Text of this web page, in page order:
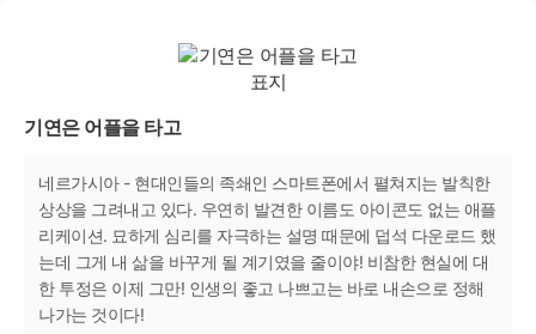
기연은 어플을 타고
네르가시아 - 현대인들의 족쇄인 스마트폰에서 펼쳐지는 발칙한
상상을 그려내고 있다. 우연히 발견한 이름도 아이콘도 없는 애플
리케이션. 묘하게 심리를 자극하는 설명 때문에 덥석 다운로드 했
는데 그게 내 삶을 바꾸게 될 계기였을 줄이야! 비참한 현실에 대
한 투정은 이제 그만! 인생의 좋고 나쁘고는 바로 내손으로 정해
나가는 것이다!